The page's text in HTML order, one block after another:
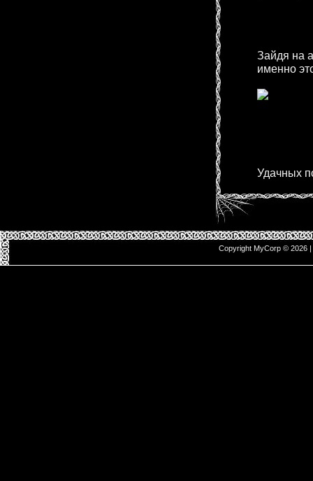
Зaйдя нa
имeнно
Удaчныx
Copyright MyCorp © 2026 |